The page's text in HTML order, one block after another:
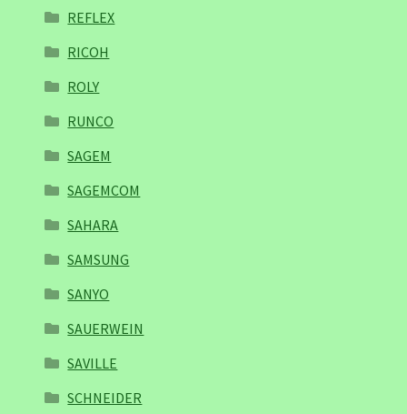
REFLEX
RICOH
ROLY
RUNCO
SAGEM
SAGEMCOM
SAHARA
SAMSUNG
SANYO
SAUERWEIN
SAVILLE
SCHNEIDER